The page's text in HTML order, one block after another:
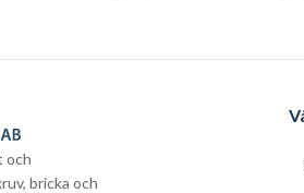
och
bricka och